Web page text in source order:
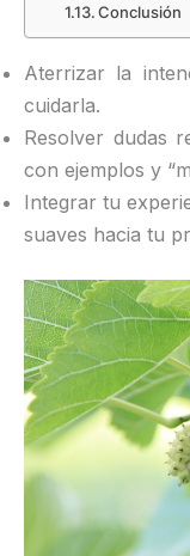
Conclusión
Aterrizar la
cuidarla.
Resolver dudas
con ejemplos y
Integrar tu
suaves hacia tu